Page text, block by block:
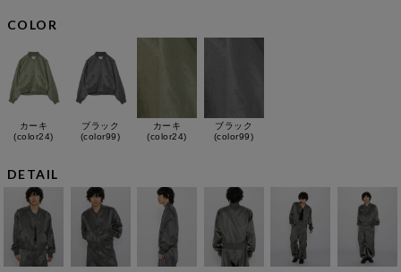
COLOR
カーキ
(color24)
ブラック
(color99)
カーキ
(color24)
ブラック
(color99)
DETAIL